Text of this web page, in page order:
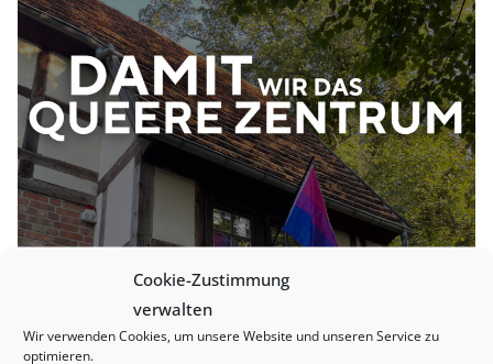
Cookie-Zustimmung
verwalten
Wir verwenden Cookies, um unsere Website und unseren Service zu
optimieren.